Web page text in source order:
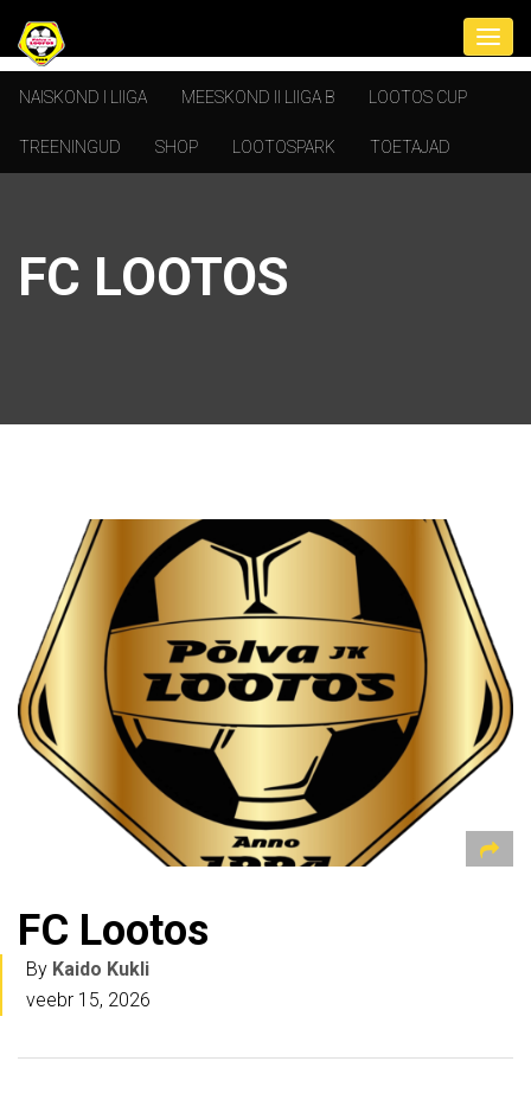
NAISKOND I LIIGA MEESKOND II LIIGA B LOOTOS CUP
TREENINGUD SHOP LOOTOSPARK TOETAJAD
FC LOOTOS
FC Lootos
By Kaido Kukli
veebr 15, 2026